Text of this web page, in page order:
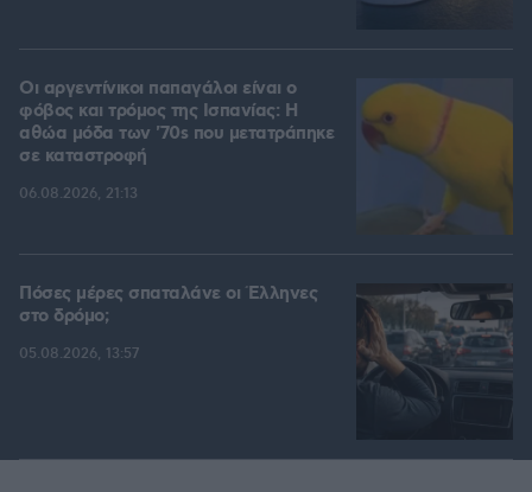
Οι αργεντίνικοι παπαγάλοι είναι ο
φόβος και τρόμος της Ισπανίας: Η
αθώα μόδα των '70s που μετατράπηκε
σε καταστροφή
06.08.2026, 21:13
Πόσες μέρες σπαταλάνε οι Έλληνες
στο δρόμο;
05.08.2026, 13:57